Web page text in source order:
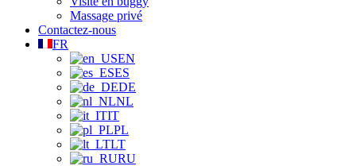
Massage privé
Contactez-nous
FR
EN
ES
DE
NL
IT
PL
LT
RU